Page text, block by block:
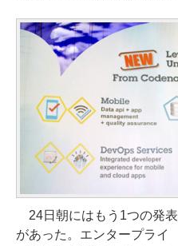
24日朝にはもう1つの発表
があった。エンタープライ